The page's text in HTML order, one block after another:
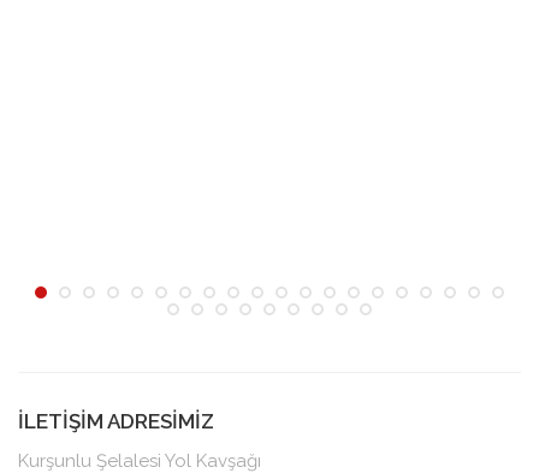
İLETİŞİM ADRESİMİZ
Kurşunlu Şelalesi Yol Kavşağı